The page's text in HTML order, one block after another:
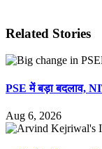
Related Stories
PSE में बड़ा बदलाव,
Aug 6, 2026